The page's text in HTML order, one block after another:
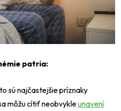
patria:
sú najčastejšie príznaky
môžu cítiť neobvykleunavení